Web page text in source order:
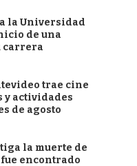
la Universidad
de una
carrera
trae cine
actividades
de agosto
la muerte de
encontrado